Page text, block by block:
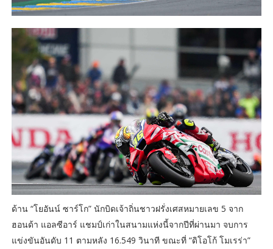
ด้าน “โยอันน์ ซาร์โก” นักบิดเจ้าถิ่นชาวฝรั่งเศสหมายเลข 5 จาก
ฮอนด้า แอลซีอาร์ แชมป์เก่าในสนามแห่งนี้จากปีที่ผ่านมา จบการ
แข่งขันอันดับ 11 ตามหลัง 16.549 วินาที ขณะที่ “ดิโอโก้ โมเรร่า”